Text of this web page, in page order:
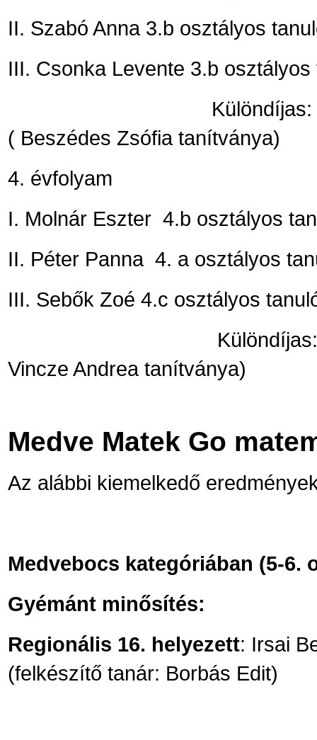
II. Szabó Anna 3.b osztályos
III. Csonka Levente 3.b
Különdíjas: Szabó
( Beszédes Zsófia tanítványa)
4. évfolyam
I. Molnár Eszter 4.b osztályos
II. Péter Panna 4. a osztályos
III. Sebők Zoé 4.c osztályos
Különdíjas: Esküdt-
Vincze Andrea tanítványa)
Medve Matek Go
Az alábbi kiemelkedő
Medvebocs kategóriában (5-6.
Gyémánt minősítés:
Regionális 16. helyezett: Irsai
(felkészítő tanár: Borbás Edit)